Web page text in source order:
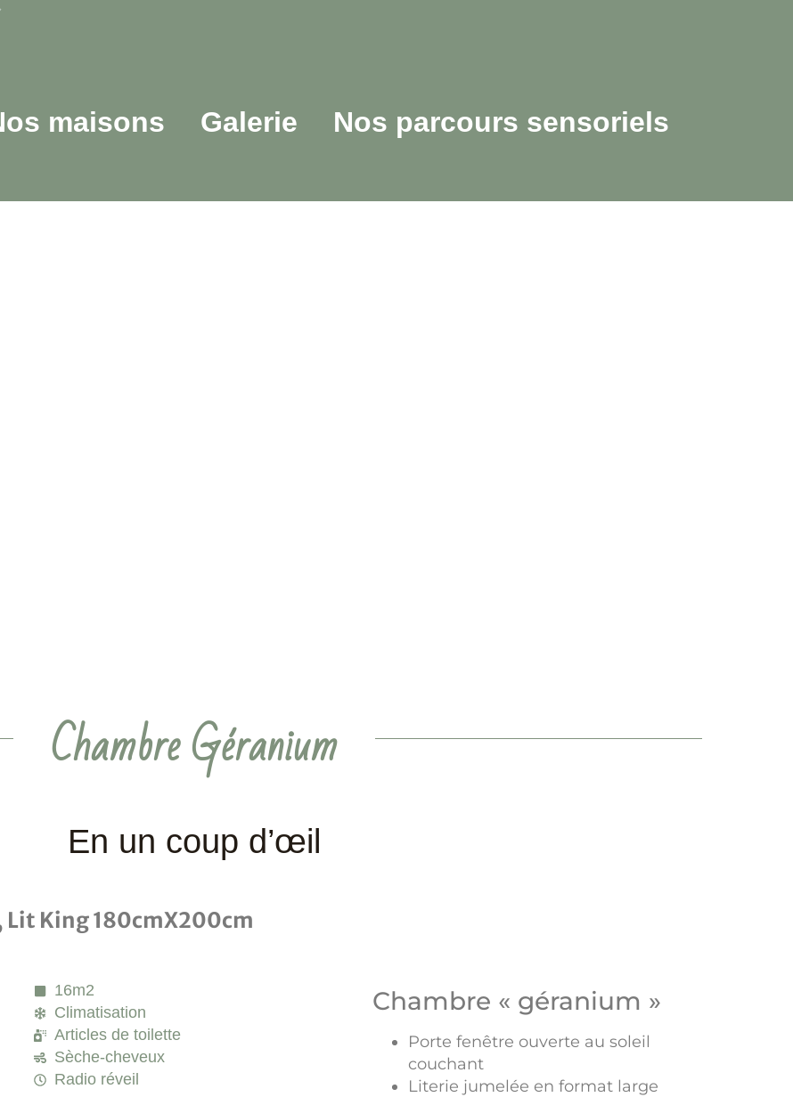
maisons Galerie
Nos parcours sensoriels
Chambre Géranium
En un coup d’œil
Lit King 180cmX200cm
16m2
Climatisation
Articles de toilette
Sèche-cheveux
Radio réveil
Chambre « géranium »
Porte fenêtre ouverte au soleil
couchant
Literie jumelée en format large